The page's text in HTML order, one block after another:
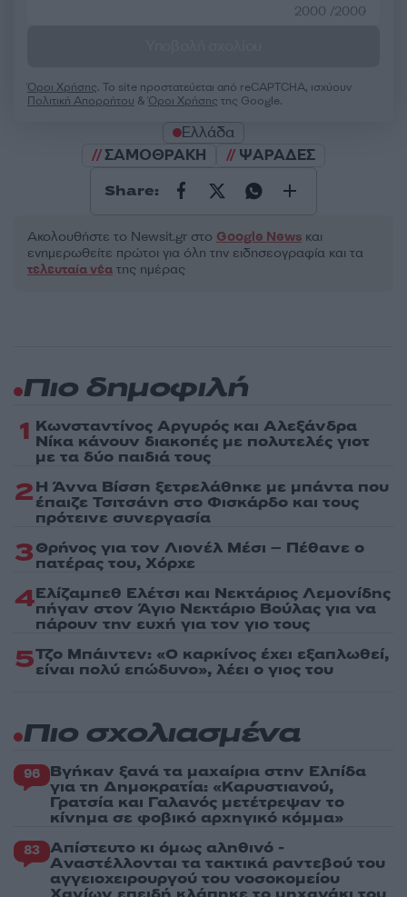
2000 /2000
Όροι Χρήσης. Το site προστατεύεται από reCAPTCHA, ισχύουν
Πολιτική Απορρήτου &Όροι Χρήσης της Google.
Ελλάδα
ΣΑΜΟΘΡΑΚΗ
ΨΑΡΑΔΕΣ
Share:
Ακολουθήστε το Νewsit.gr στο Google News και
ενημερωθείτε πρώτοι για όλη την ειδησεογραφία και τα
τελευταία νέα της ημέρας
Πιο δημοφιλή
1 Κωνσταντίνος Αργυρός και Αλεξάνδρα
Νίκα κάνουν διακοπές με πολυτελές γιοτ
με τα δύο παιδιά τους
2Η Άννα Βίσση ξετρελάθηκε με μπάντα που
έπαιζε Τσιτσάνη στο Φισκάρδο και τους
πρότεινε συνεργασία
3Θρήνος για τον Λιονέλ Μέσι – Πέθανε ο
πατέρας του, Χόρχε
4Ελίζαμπεθ Ελέτσι και Νεκτάριος Λεμονίδης
πήγαν στον Άγιο Νεκτάριο Βούλας για να
πάρουν την ευχή για τον γιο τους
5Τζο Μπάιντεν: «Ο καρκίνος έχει εξαπλωθεί,
είναι πολύ επώδυνο», λέει ο γιος του
Πιο σχολιασμένα
96 Βγήκαν ξανά τα μαχαίρια στην Ελπίδα
για τη Δημοκρατία: «Καρυστιανού,
Γρατσία και Γαλανός μετέτρεψαν το
κίνημα σε φοβικό αρχηγικό κόμμα»
83 Απίστευτο κι όμως αληθινό -
Aναστέλλονται τα τακτικά ραντεβού του
αγγειοχειρουργού του νοσοκομείου